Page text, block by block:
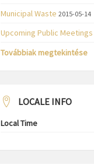
Municipal Waste 2015-05-14
Upcoming Public Meetings
Továbbiak megtekintése
LOCALE INFO
Local Time